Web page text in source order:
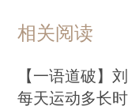
相关阅读
【一语道破】
每天运动多长